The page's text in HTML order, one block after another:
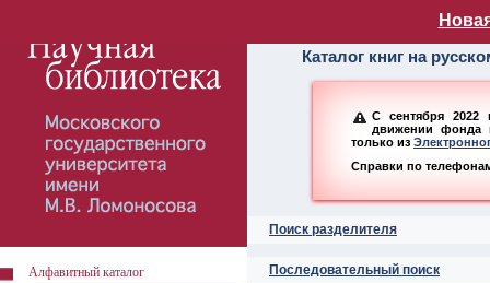
Алфавитный
Каталог книг на
С сентября 2022
движении фонда
только из
Справки по
Поиск разделителя
Последовательный поиск
Алфавитный каталог